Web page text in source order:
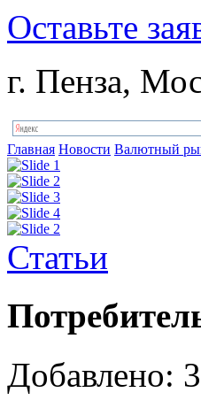
Оставьте
г. Пенза,
Главная Новости Валютный
Статьи
Добавлено: